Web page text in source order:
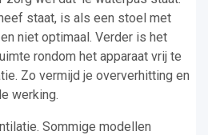
staat, is als een stoel met
niet optimaal. Verder is het
rondom het apparaat vrij te
Zo vermijd je oververhitting en
werking.
Sommige modellen